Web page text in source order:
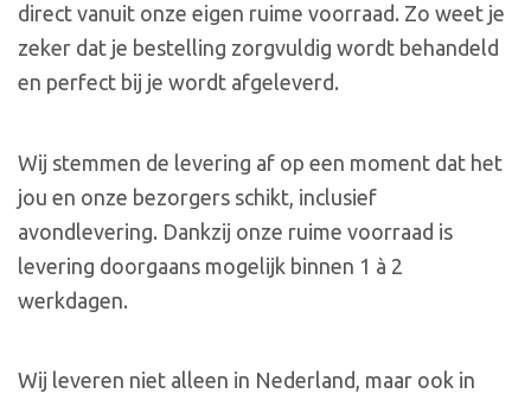
direct vanuit onze eigen ruime voorraad. Zo weet je
zeker dat je bestelling zorgvuldig wordt behandeld
en perfect bij je wordt afgeleverd.
Wij stemmen de levering af op een moment dat het
jou en onze bezorgers schikt, inclusief
avondlevering. Dankzij onze ruime voorraad is
levering doorgaans mogelijk binnen 1 à 2
werkdagen.
Wij leveren niet alleen in Nederland, maar ook in